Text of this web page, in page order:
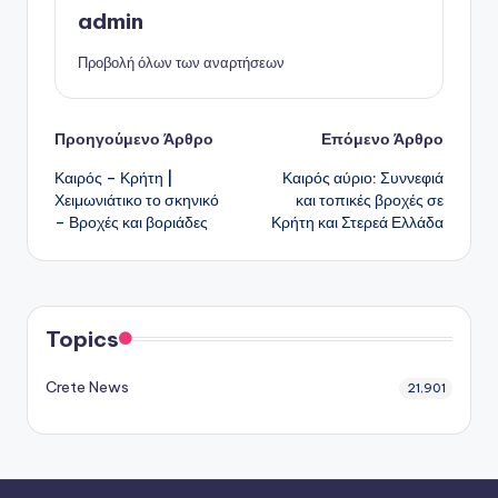
admin
Προβολή όλων των αναρτήσεων
Πλοήγηση
δημοσιεύσεων
Προηγούμενο Άρθρο
Καιρός – Κρήτη |
Χειμωνιάτικο το σκηνικό
– Βροχές και βοριάδες
Επόμενο Άρθρο
Καιρός αύριο: Συννεφιά
και τοπικές βροχές σε
Κρήτη και Στερεά Ελλάδα
Topics
Crete News 21,901